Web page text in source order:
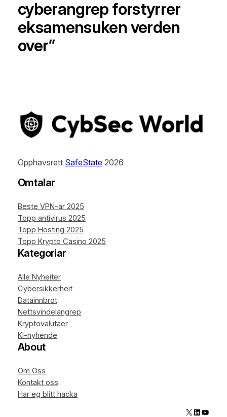
cyberangrep forstyrrer
eksamensuken verden
over”
Opphavsrett SafeState2026
Omtalar
Beste VPN-ar 2025
Topp antivirus 2025
Topp Hosting 2025
Topp Krypto Casino 2025
Kategoriar
Alle Nyheiter
Cybersikkerheit
Datainnbrot
Nettsvindelangrep
Kryptovalutaer
KI-nyhende
About
Om Oss
Kontakt oss
Har eg blitt hacka
X LinkedIn YouTube